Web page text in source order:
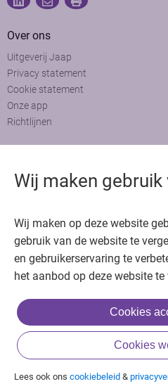
Wij maken
Wij maken op deze website
gebruik van de website te
en gebruikerservaring te
het aanbod op deze website te
Cookies
Cookies
Lees ook ons cookiebeleid &
Bedankt voor het
Krijg gratis toegang in 30
of
Inloggen met
Inloggen met
Over ons
Uitgeverij Jaap
Privacy statement
Cookie statement
Onze app
Richtlijnen
Adviesraad
Copyright © 2026. Uitgeverij Jaap.